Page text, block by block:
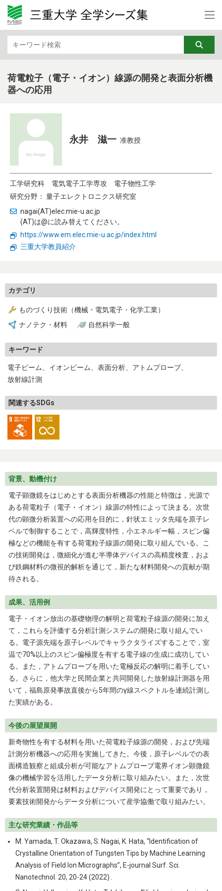
荷電粒子（電子・イオン）線源の開発と表面分析機
器への応用
永井 滋一 准教授
工学研究科 電気電子工学専攻
電子物性工学
研究分野： 量子エレクトロニクス研究室
nagai(AT)elec.mie-u.ac.jp
(AT)は@に読み替えてください。
https://www.em.elec.mie-u.ac.jp/index.html
三重大学教員紹介
カテゴリ
ものづくり技術（機械・電気電子・化学工業）
ナノテク・材料
自然科学一般
キーワード
電子ビーム イオンビーム 表面分析
アトムプローブ
放射線計測
関連するSDGs
背景、動機付け
電子顕微鏡をはじめとする表面分析機器の性能と特徴は，光源で
ある荷電粒子（電子・イオン）線源の特性によって決まる。次世
代の顕微分析装置への応用を目的に，針状エミッタ先端を原子レ
ベルで制御することで，高輝度特性，小エネルギー幅，スピン偏
極などの機能を有する荷電粒子線源の開発に取り組んでいる。こ
の技術開発は，微細化が進む半導体デバイスの高精度検査，およ
び鉄鋼材料の微視的解析を通じて，新たな材料開発への貢献が期
待される。
成果、活用例
電子・イオン放出の基礎物理の解明と荷電粒子線源の開発に加え
て，これらを評価する分析計測システムの開発に取り組んでい
る。電子源先端を原子レベルでキャラクタライズすることで，室
温で70%以上のスピン偏極度を有する電子線の生成に成功してい
る。また，アトムプローブを用いた電極反応の解明に着手してい
る。さらに，他大学と民間企業と共同開発した放射線計測器を用
いて，福島原発事故直後から5年間のγ線スペクトルを連続計測し
た実績がある。
今後の展望展開
新奇物性を有する材料を用いた荷電粒子線源の開発，および先端
計測分析機器への応用を実施してきた。今後，原子レベルでの表
面構造観察と組成分析が可能なアトムプローブ電界イオン顕微鏡
像の機械学習を活用したデータ分析に取り組みたい。また，次世
代分析装置開発は材料およびデバイス開発にとって重要であり，
要素技術開発からデータ分析について産学協働で取り組みたい。
主な研究業績・作品等
M. Yamada, T. Okazawa, S. Nagai, K. Hata, “Identification of
Crystalline Orientation of Tungsten Tips by Machine Learning
Analysis of Field Ion Micrographs”, E-journal Surf. Sci.
Nanotechnol. 20, 20-24 (2022) .
カテゴリから検索
文学・文化・地域
行動科学
社会医学
看護学 福祉・健康・高齢社会
DX ナノテク・材料
土木・建築・防災
生物・生態 環境・気象
お問い合わせ